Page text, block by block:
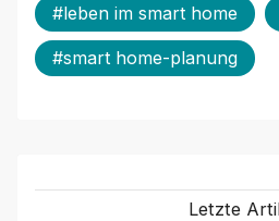
#leben im smart home
#smart home-planung
Letzte